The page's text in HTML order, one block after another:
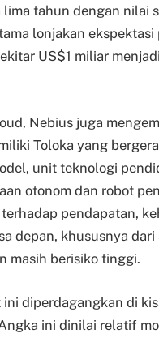
tahun dengan nilai
lonjakan
US$1 miliar
Nebius juga
Toloka yang
unit teknologi
otonom dan robot
pendapatan,
depan, khususnya
masih berisiko tinggi.
ini diperdagangkan di
ini dinilai relatif